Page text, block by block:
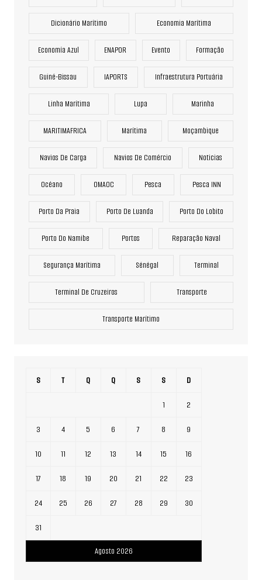
Dicionário Marítimo Economia Marítima
Economía Azul ENAPOR Evento Formação
Guiné-Bissau IAPORTS Infraestrutura Portuária
Linha Marítima Lupa Marinha
MARITIMAFRICA Marítima Moçambique
Navios De Carga Navios De Comércio Noticias
Océano OMAOC Pesca Pesca INN
Porto Da Praia Porto De Luanda Porto Do Lobito
Porto Do Namibe Portos Reparação Naval
Segurança Marítima Sénégal Terminal
Terminal De Cruzeiros Transporte
Transporte Marítimo
Agosto 2026
S T Q Q S S D
1 2
3 4 5 6 7 8 9
10 11 12 13 14 15 16
17 18 19 20 21 22 23
24 25 26 27 28 29 30
31